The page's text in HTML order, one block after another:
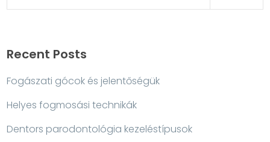
Recent Posts
Fogászati gócok és jelentőségük
Helyes fogmosási technikák
Dentors parodontológia kezeléstípusok